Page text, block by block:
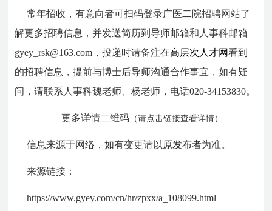
常年招收，有意向者可扫码登录广医二院招聘网站了
解更多招聘信息，并发送简历到导师邮箱和人事科邮箱
gyey_rsk@163.com，投递时请备注在高层次人才网看到
的招聘信息，提前与博士后导师沟通合作事宜，如有疑
问，请联系人事科魏老师、杨老师，电话020-34153830。
更多详情二维码 （请点击链接查看详情）
信息来源于网络，如有变更请以原发布者为准。
来源链接：
https://www.gyey.com/cn/hr/zpxx/a_108099.html